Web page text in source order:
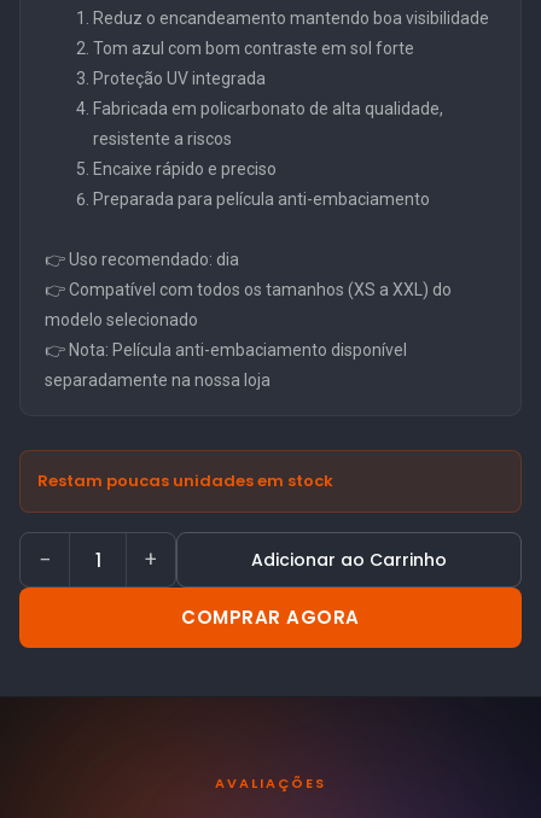
Reduz o encandeamento mantendo boa visibilidade
Tom azul com bom contraste em sol forte
Proteção UV integrada
Fabricada em policarbonato de alta qualidade,
resistente a riscos
Encaixe rápido e preciso
Preparada para película anti-embaciamento
👉 Uso recomendado: dia
👉 Compatível com todos os tamanhos (XS a XXL) do
modelo selecionado
👉 Nota: Película anti-embaciamento disponível
separadamente na nossa loja
Restam poucas unidades em stock
− + Adicionar ao Carrinho
COMPRAR AGORA
AVALIAÇÕES